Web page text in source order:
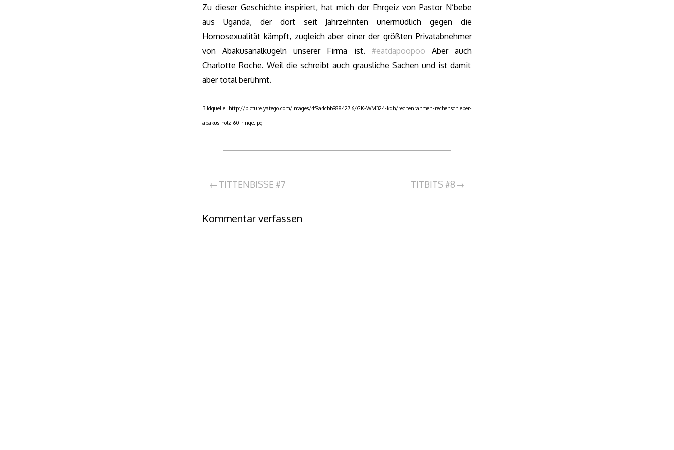
Zu dieser Geschichte inspiriert, hat mich der Ehrgeiz von Pastor N’bebe
aus Uganda, der dort seit Jahrzehnten unermüdlich gegen die
Homosexualität kämpft, zugleich aber einer der größten Privatabnehmer
von Abakusanalkugeln unserer Firma ist. #eatdapoopoo Aber auch
Charlotte Roche. Weil die schreibt auch grausliche Sachen und ist damit
aber total berühmt.
Bildquelle: http://picture.yatego.com/images/4f9a4cbb988427.6/GK-WM324-kqh/rechenrahmen-rechenschieber-
abakus-holz-60-ringe.jpg
Beitragsnavigation
TITTENBISSE #7 TITBITS #8
Kommentar verfassen